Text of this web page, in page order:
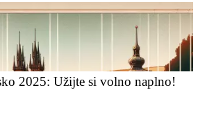
2025: Užijte si volno naplno!